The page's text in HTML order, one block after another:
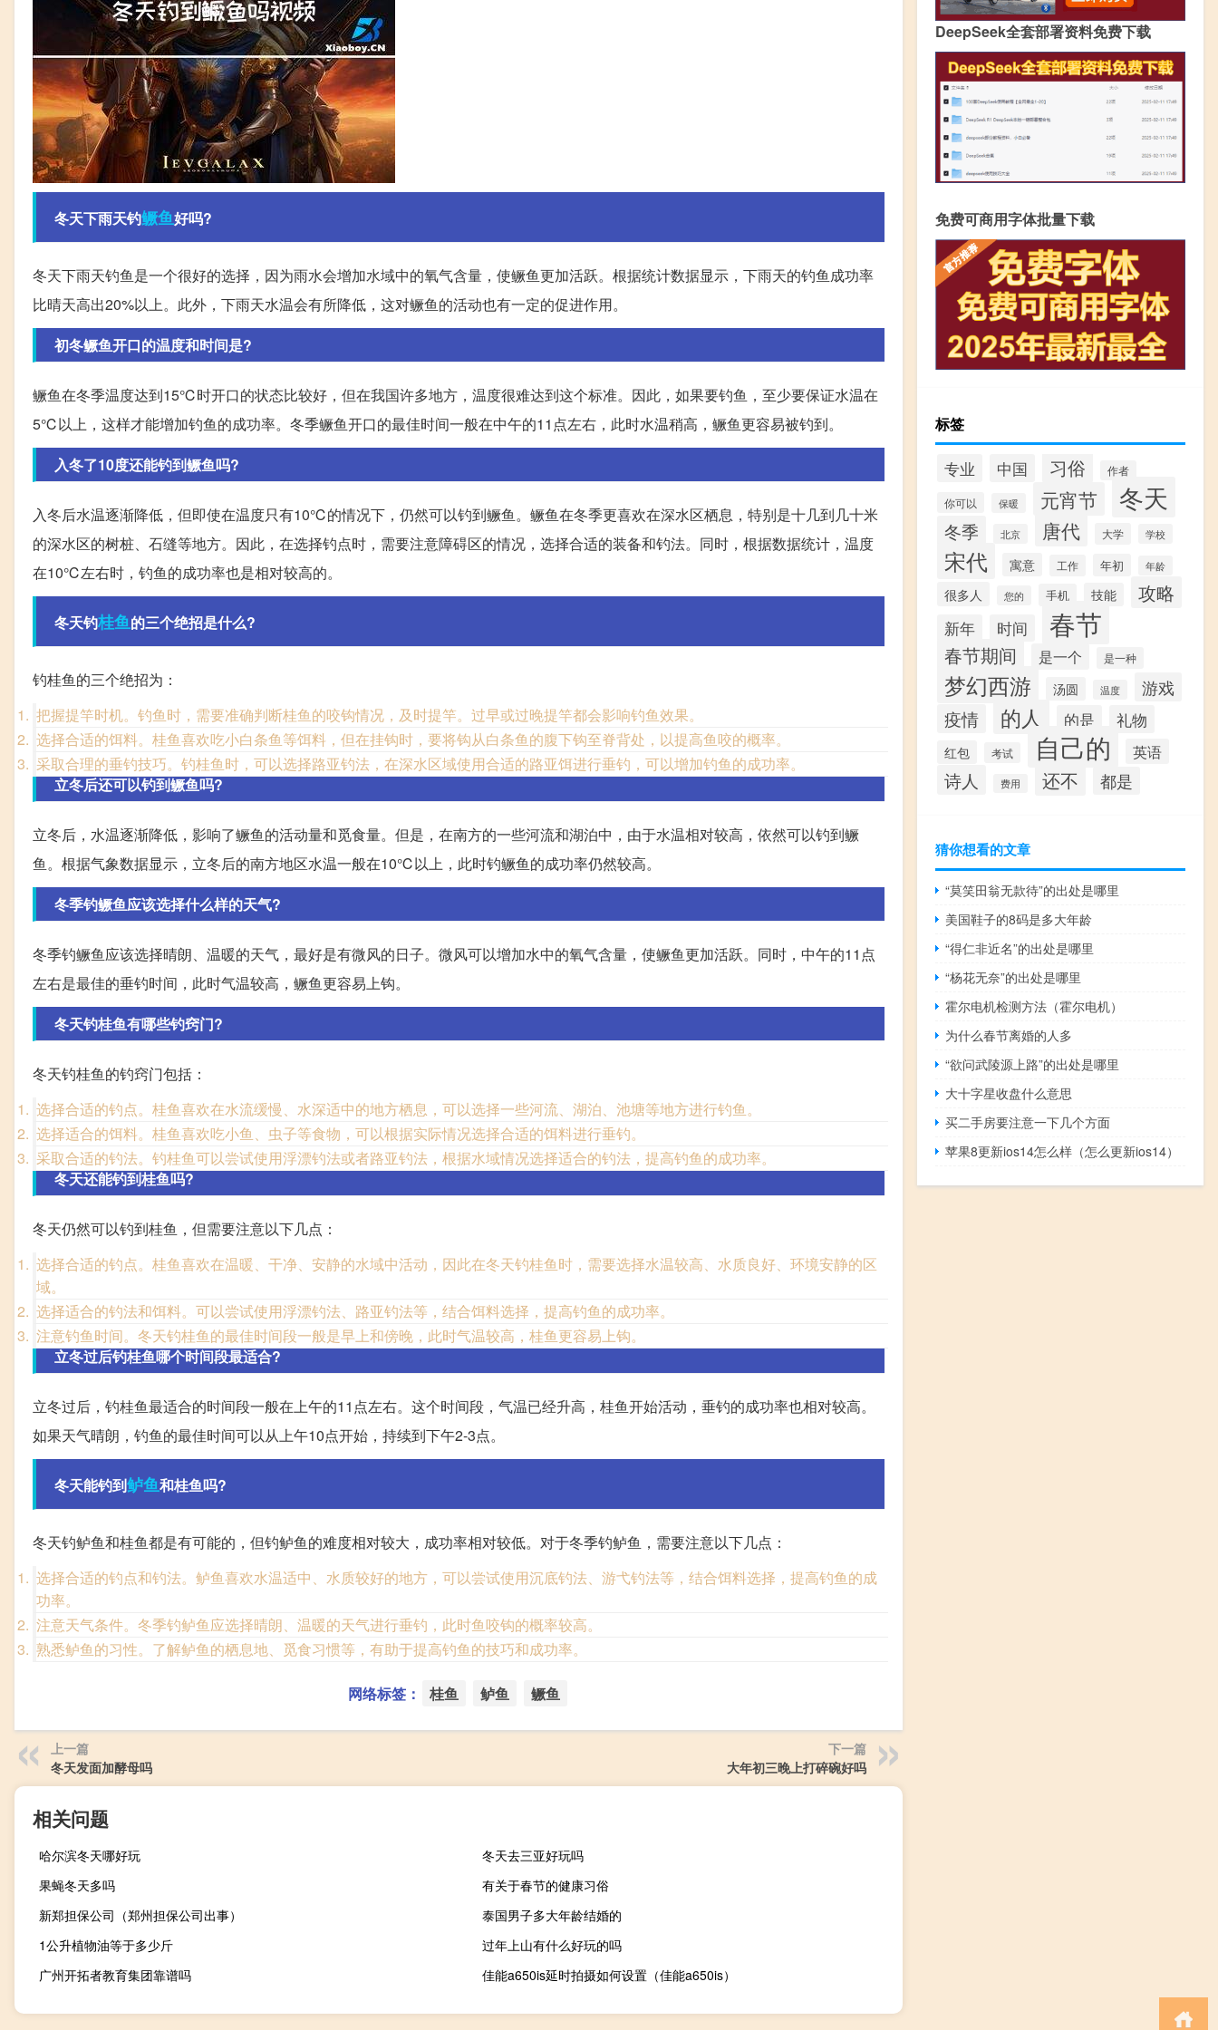
冬天下雨天钓鳜鱼好吗?
冬天下雨天钓鱼是一个很好的选择，因为雨水会增加水域中的氧气含量，使鳜鱼更加活跃。根据统计数据显示，下雨天的钓鱼成功率
比晴天高出20%以上。此外，下雨天水温会有所降低，这对鳜鱼的活动也有一定的促进作用。
初冬鳜鱼开口的温度和时间是?
鳜鱼在冬季温度达到15℃时开口的状态比较好，但在我国许多地方，温度很难达到这个标准。因此，如果要钓鱼，至少要保证水温在
5℃以上，这样才能增加钓鱼的成功率。冬季鳜鱼开口的最佳时间一般在中午的11点左右，此时水温稍高，鳜鱼更容易被钓到。
入冬了10度还能钓到鳜鱼吗?
入冬后水温逐渐降低，但即使在温度只有10℃的情况下，仍然可以钓到鳜鱼。鳜鱼在冬季更喜欢在深水区栖息，特别是十几到几十米
的深水区的树桩、石缝等地方。因此，在选择钓点时，需要注意障碍区的情况，选择合适的装备和钓法。同时，根据数据统计，温度
在10℃左右时，钓鱼的成功率也是相对较高的。
冬天钓桂鱼的三个绝招是什么?
钓桂鱼的三个绝招为：
把握提竿时机。钓鱼时，需要准确判断桂鱼的咬钩情况，及时提竿。过早或过晚提竿都会影响钓鱼效果。
选择合适的饵料。桂鱼喜欢吃小白条鱼等饵料，但在挂钩时，要将钩从白条鱼的腹下钩至脊背处，以提高鱼咬的概率。
采取合理的垂钓技巧。钓桂鱼时，可以选择路亚钓法，在深水区域使用合适的路亚饵进行垂钓，可以增加钓鱼的成功率。
立冬后还可以钓到鳜鱼吗?
立冬后，水温逐渐降低，影响了鳜鱼的活动量和觅食量。但是，在南方的一些河流和湖泊中，由于水温相对较高，依然可以钓到鳜
鱼。根据气象数据显示，立冬后的南方地区水温一般在10℃以上，此时钓鳜鱼的成功率仍然较高。
冬季钓鳜鱼应该选择什么样的天气?
冬季钓鳜鱼应该选择晴朗、温暖的天气，最好是有微风的日子。微风可以增加水中的氧气含量，使鳜鱼更加活跃。同时，中午的11点
左右是最佳的垂钓时间，此时气温较高，鳜鱼更容易上钩。
冬天钓桂鱼有哪些钓窍门?
冬天钓桂鱼的钓窍门包括：
选择合适的钓点。桂鱼喜欢在水流缓慢、水深适中的地方栖息，可以选择一些河流、湖泊、池塘等地方进行钓鱼。
选择适合的饵料。桂鱼喜欢吃小鱼、虫子等食物，可以根据实际情况选择合适的饵料进行垂钓。
采取合适的钓法。钓桂鱼可以尝试使用浮漂钓法或者路亚钓法，根据水域情况选择适合的钓法，提高钓鱼的成功率。
冬天还能钓到桂鱼吗?
冬天仍然可以钓到桂鱼，但需要注意以下几点：
选择合适的钓点。桂鱼喜欢在温暖、干净、安静的水域中活动，因此在冬天钓桂鱼时，需要选择水温较高、水质良好、环境安静的区
域。
选择适合的钓法和饵料。可以尝试使用浮漂钓法、路亚钓法等，结合饵料选择，提高钓鱼的成功率。
注意钓鱼时间。冬天钓桂鱼的最佳时间段一般是早上和傍晚，此时气温较高，桂鱼更容易上钩。
立冬过后钓桂鱼哪个时间段最适合?
立冬过后，钓桂鱼最适合的时间段一般在上午的11点左右。这个时间段，气温已经升高，桂鱼开始活动，垂钓的成功率也相对较高。
如果天气晴朗，钓鱼的最佳时间可以从上午10点开始，持续到下午2-3点。
冬天能钓到鲈鱼和桂鱼吗?
冬天钓鲈鱼和桂鱼都是有可能的，但钓鲈鱼的难度相对较大，成功率相对较低。对于冬季钓鲈鱼，需要注意以下几点：
选择合适的钓点和钓法。鲈鱼喜欢水温适中、水质较好的地方，可以尝试使用沉底钓法、游弋钓法等，结合饵料选择，提高钓鱼的成
功率。
注意天气条件。冬季钓鲈鱼应选择晴朗、温暖的天气进行垂钓，此时鱼咬钩的概率较高。
熟悉鲈鱼的习性。了解鲈鱼的栖息地、觅食习惯等，有助于提高钓鱼的技巧和成功率。
网络标签： 桂鱼 鲈鱼 鳜鱼
上一篇
冬天发面加酵母吗
下一篇
大年初三晚上打碎碗好吗
相关问题
哈尔滨冬天哪好玩
冬天去三亚好玩吗
果蝇冬天多吗
有关于春节的健康习俗
新郑担保公司（郑州担保公司出事）
泰国男子多大年龄结婚的
1公升植物油等于多少斤
过年上山有什么好玩的吗
广州开拓者教育集团靠谱吗
佳能a650is延时拍摄如何设置（佳能a650is）
DeepSeek全套部署资料免费下载
免费可商用字体批量下载
标签
专业 中国 习俗 作者
你可以 保暖 元宵节 冬天
冬季 北京 唐代 大学 学校
宋代 寓意 工作 年初 年龄
很多人 您的 手机 技能 攻略
新年 时间 春节
春节期间 是一个 是一种
梦幻西游 汤圆 温度
游戏
疫情
的人 的是 礼物
红包 考试 自己的 英语
诗人 费用 还不 都是
猜你想看的文章
“莫笑田翁无款待”的出处是哪里
美国鞋子的8码是多大年龄
“得仁非近名”的出处是哪里
“杨花无奈”的出处是哪里
霍尔电机检测方法（霍尔电机）
为什么春节离婚的人多
“欲问武陵源上路”的出处是哪里
大十字星收盘什么意思
买二手房要注意一下几个方面
苹果8更新ios14怎么样（怎么更新ios14）